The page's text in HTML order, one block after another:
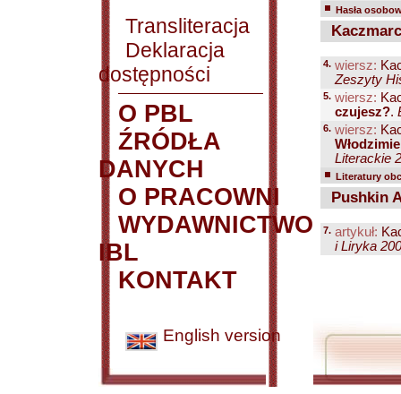
Transliteracja
Deklaracja
dostępności
O PBL
ŹRÓDŁA
DANYCH
O PRACOWNI
WYDAWNICTWO
IBL
KONTAKT
English version
Hasła
4. wiersz:
Zeszyty
5. wiersz:
czujesz?.
6. wiersz:
Literackie
Literatury
Pushkin
7. artykuł:
i Liryka